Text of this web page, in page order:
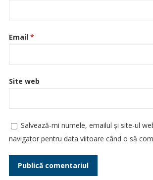
Email *
Site web
Salvează-mi numele, emailul și site-ul
navigator pentru data viitoare când o să